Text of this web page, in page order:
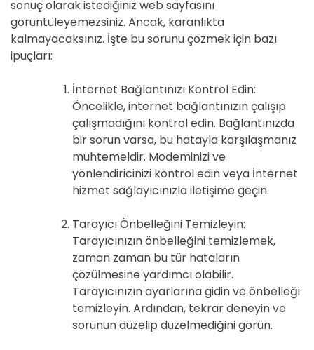
sonuç olarak istediğiniz web sayfasını
görüntüleyemezsiniz. Ancak, karanlıkta
kalmayacaksınız. İşte bu sorunu çözmek için bazı
ipuçları:
İnternet Bağlantınızı Kontrol Edin:
Öncelikle, internet bağlantınızın çalışıp
çalışmadığını kontrol edin. Bağlantınızda
bir sorun varsa, bu hatayla karşılaşmanız
muhtemeldir. Modeminizi ve
yönlendiricinizi kontrol edin veya İnternet
hizmet sağlayıcınızla iletişime geçin.
Tarayıcı Önbelleğini Temizleyin:
Tarayıcınızın önbelleğini temizlemek,
zaman zaman bu tür hataların
çözülmesine yardımcı olabilir.
Tarayıcınızın ayarlarına gidin ve önbelleği
temizleyin. Ardından, tekrar deneyin ve
sorunun düzelip düzelmediğini görün.